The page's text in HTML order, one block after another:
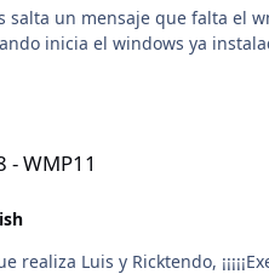
un mensaje que falta
inicia el windows ya
- WMP11
Luis y Ricktendo,